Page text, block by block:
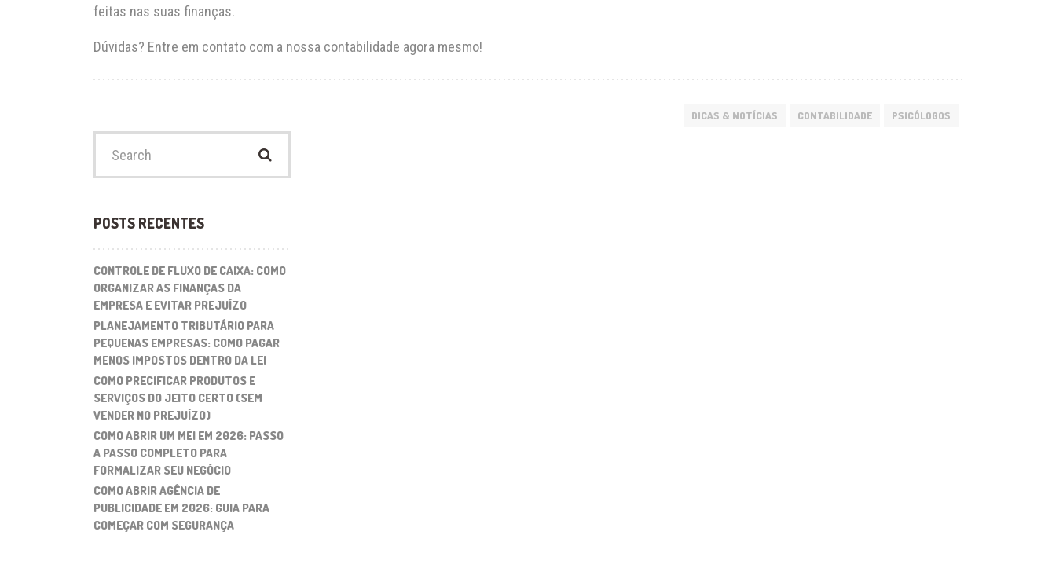
feitas nas suas finanças.
Dúvidas? Entre em contato com a nossa contabilidade agora mesmo!
DICAS & NOTÍCIAS CONTABILIDADE PSICÓLOGOS
POSTS RECENTES
CONTROLE DE FLUXO DE CAIXA: COMO
ORGANIZAR AS FINANÇAS DA
EMPRESA E EVITAR PREJUÍZO
PLANEJAMENTO TRIBUTÁRIO PARA
PEQUENAS EMPRESAS: COMO PAGAR
MENOS IMPOSTOS DENTRO DA LEI
COMO PRECIFICAR PRODUTOS E
SERVIÇOS DO JEITO CERTO (SEM
VENDER NO PREJUÍZO)
COMO ABRIR UM MEI EM 2026: PASSO
A PASSO COMPLETO PARA
FORMALIZAR SEU NEGÓCIO
COMO ABRIR AGÊNCIA DE
PUBLICIDADE EM 2026: GUIA PARA
COMEÇAR COM SEGURANÇA